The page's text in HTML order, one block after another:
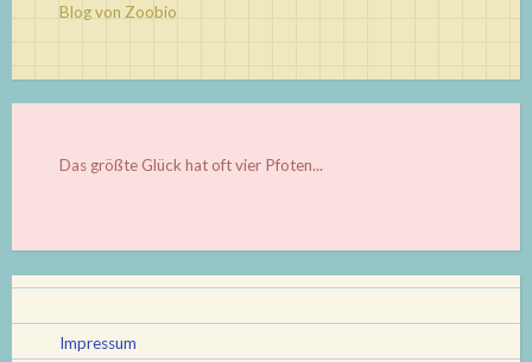
Blog von Zoobio
Das größte Glück hat oft vier Pfoten...
Impressum